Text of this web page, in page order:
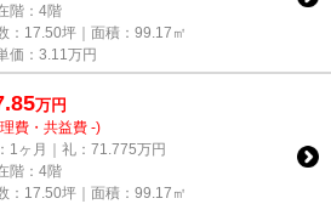
階：4階
：17.50坪｜面積：99.17㎡
価： 3.11 万円
万円
費・共益費 -)
1ヶ月｜礼：71.775万円
階：4階
：17.50坪｜面積：99.17㎡